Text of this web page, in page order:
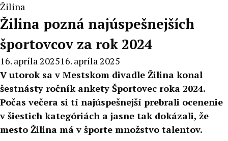
Žilina
Žilina pozná najúspešnejších
športovcov za rok 2024
16. apríla 202516. apríla 2025
V utorok sa v Mestskom divadle Žilina konal
šestnásty ročník ankety Športovec roka 2024.
Počas večera si tí najúspešnejší prebrali ocenenie
v šiestich kategóriách a jasne tak dokázali, že
mesto Žilina má v športe množstvo talentov.